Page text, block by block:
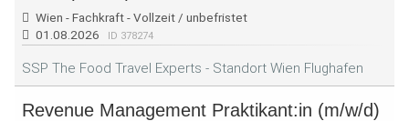
Wien - Fachkraft - Vollzeit / unbefristet
01.08.2026
ID 378274
SSP The Food Travel Experts - Standort Wien Flughafen
Revenue Management Praktikant:in (m/w/d)